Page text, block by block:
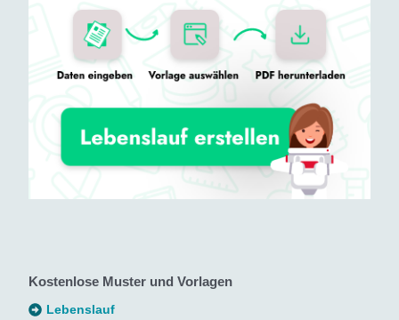
Kostenlose Muster und Vorlagen
Lebenslauf